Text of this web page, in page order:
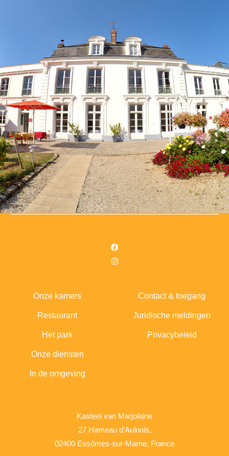
Onze kamers
Restaurant
Het park
Onze diensten
In de omgeving
Contact & toegang
Juridische meldingen
Privacybeleid
Kasteel van Marjolaine
27 Hameau d’Aulnois,
02400 Essômes-sur-Marne, France